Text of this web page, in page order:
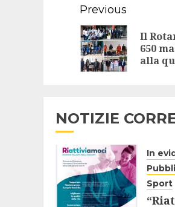
Continue
Reading
Previous
Il
650
alla
NOTIZIE
In
Sport